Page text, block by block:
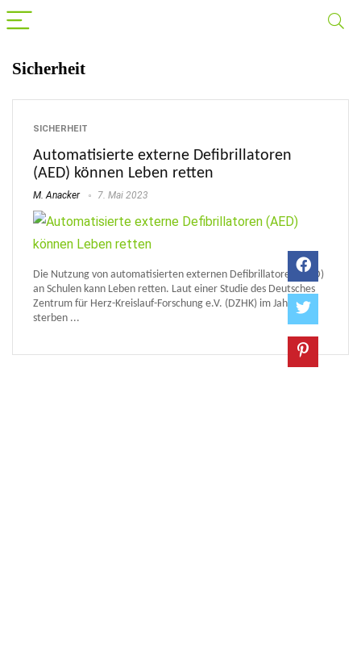
Sicherheit
SICHERHEIT
Automatisierte externe Defibrillatoren
(AED) können Leben retten
M. Anacker 7. Mai 2023
Die Nutzung von automatisierten externen Defibrillatoren (AED)
an Schulen kann Leben retten. Laut einer Studie des Deutsches
Zentrum für Herz-Kreislauf-Forschung e.V. (DZHK) im Jahr 2019
sterben ...